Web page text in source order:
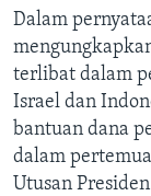
Dalam
terlibat dalam
Israel dan
bantuan dana
dalam
Utusan